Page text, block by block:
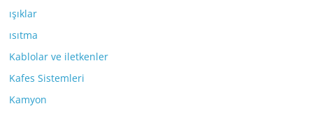
ışıklar
ısıtma
Kablolar ve iletkenler
Kafes Sistemleri
Kamyon